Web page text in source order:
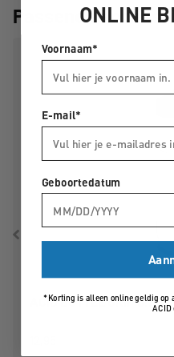
Passende
ACID BOTTLE GRIP 0.75L
ONLINE
Voornaam*
E-mail*
Geboortedatum
*Korting is alleen online geldig op
ACID